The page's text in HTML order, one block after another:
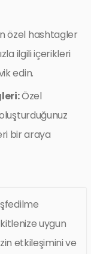
özel hashtagler
ilgili içerikleri
edin.
Özel
bir araya
kitlenize uygun
etkileşimini ve